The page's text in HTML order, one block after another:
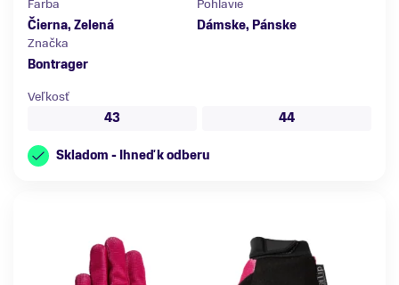
Farba
Čierna, Zelená
Pohlavie
Dámske, Pánske
Značka
Bontrager
Veľkosť
43
44
Skladom - Ihneď k odberu